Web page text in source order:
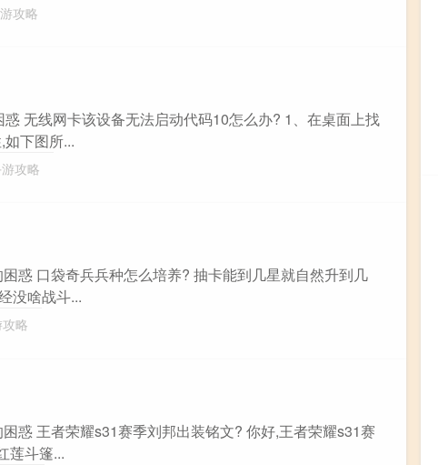
攻略
惑 无线网卡该设备无法启动代码10怎么办? 1、在桌面上找
下图所...
攻略
惑 口袋奇兵兵种怎么培养? 抽卡能到几星就自然升到几
没啥战斗...
略
惑 王者荣耀s31赛季刘邦出装铭文? 你好,王者荣耀s31赛
莲斗篷...